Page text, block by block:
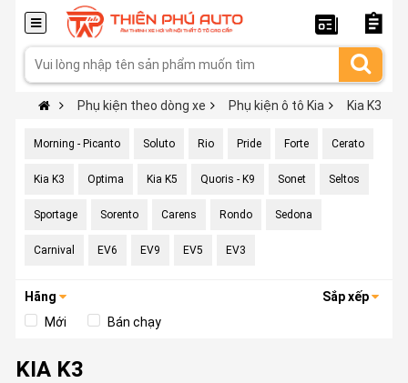
Phụ kiện theo dòng xe Phụ kiện ô tô Kia Kia K3
Morning - Picanto Soluto Rio Pride Forte Cerato
Kia K3 Optima Kia K5 Quoris - K9 Sonet Seltos
Sportage Sorento Carens Rondo Sedona
Carnival EV6 EV9 EV5 EV3
Hãng
Sắp xếp
Mới
Bán chạy
KIA K3